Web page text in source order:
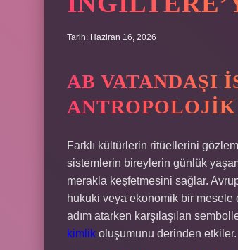
Tarih: Haziran 16, 2026
AB VATANDAŞI
Farklı kültürlerin ritüellerini
sistemlerin bireylerin günlük
merakla keşfetmesini sağlar.
hukuki veya ekonomik bir mesele
adım atarken karşılaşılan
kimlik oluşumunu derinden etkiler.